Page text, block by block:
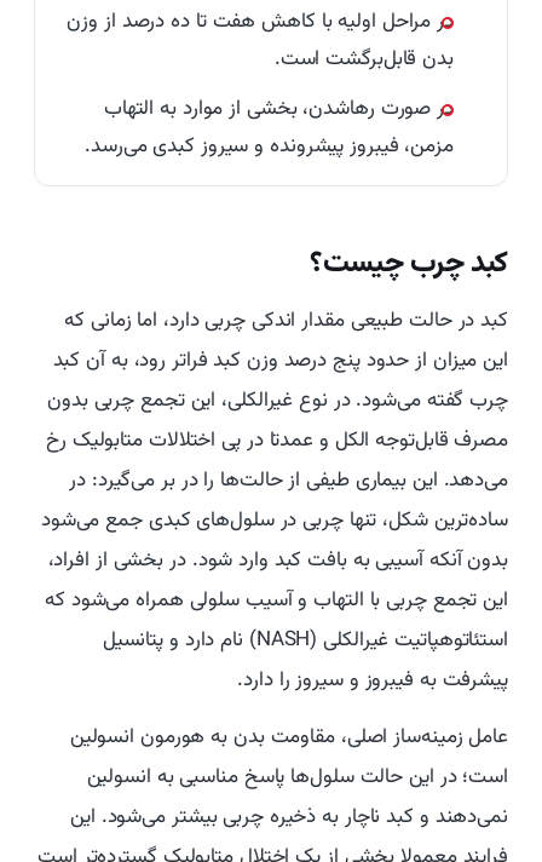
در مراحل اولیه با کاهش هفت تا ده درصد از وزن
بدن قابل‌برگشت است.
در صورت رهاشدن، بخشی از موارد به التهاب
مزمن، فیبروز پیشرونده و سیروز کبدی می‌رسد.
کبد چرب چیست؟
کبد در حالت طبیعی مقدار اندکی چربی دارد، اما زمانی که
این میزان از حدود پنج درصد وزن کبد فراتر رود، به آن کبد
چرب گفته می‌شود. در نوع غیرالکلی، این تجمع چربی بدون
مصرف قابل‌توجه الکل و عمدتا در پی اختلالات متابولیک رخ
می‌دهد. این بیماری طیفی از حالت‌ها را در بر می‌گیرد: در
ساده‌ترین شکل، تنها چربی در سلول‌های کبدی جمع می‌شود
بدون آنکه آسیبی به بافت کبد وارد شود. در بخشی از افراد،
این تجمع چربی با التهاب و آسیب سلولی همراه می‌شود که
استئاتوهپاتیت غیرالکلی (NASH) نام دارد و پتانسیل
پیشرفت به فیبروز و سیروز را دارد.
عامل زمینه‌ساز اصلی، مقاومت بدن به هورمون انسولین
است؛ در این حالت سلول‌ها پاسخ مناسبی به انسولین
نمی‌دهند و کبد ناچار به ذخیره چربی بیشتر می‌شود. این